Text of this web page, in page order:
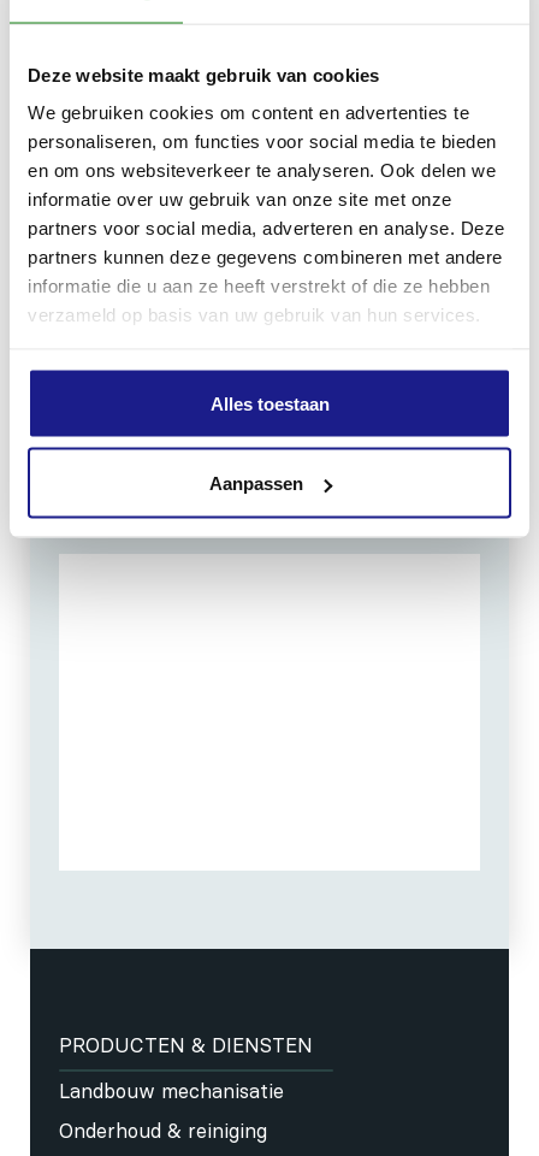
Deze website maakt gebruik van cookies
We gebruiken cookies om content en advertenties te
personaliseren, om functies voor social media te bieden
en om ons websiteverkeer te analyseren. Ook delen we
informatie over uw gebruik van onze site met onze
partners voor social media, adverteren en analyse. Deze
partners kunnen deze gegevens combineren met andere
informatie die u aan ze heeft verstrekt of die ze hebben
verzameld op basis van uw gebruik van hun services.
Alles toestaan
Aanpassen
info@mechanisatiefraneker.nl
Bij storing:06-83139573
OPENINGSTIJDEN
Zaterdag: 09:00 - 12:00
Zondag: gesloten
Routebeschrijving
PRODUCTEN & DIENSTEN
Landbouw mechanisatie
Onderhoud & reiniging